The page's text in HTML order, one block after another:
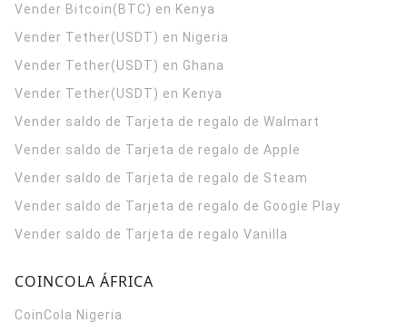
Vender Bitcoin(BTC) en Kenya
Vender Tether(USDT) en Nigeria
Vender Tether(USDT) en Ghana
Vender Tether(USDT) en Kenya
Vender saldo de Tarjeta de regalo de Walmart
Vender saldo de Tarjeta de regalo de Apple
Vender saldo de Tarjeta de regalo de Steam
Vender saldo de Tarjeta de regalo de Google Play
Vender saldo de Tarjeta de regalo Vanilla
COINCOLA ÁFRICA
CoinCola Nigeria